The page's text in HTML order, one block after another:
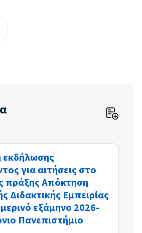
για αιτήσεις στο
πράξης Απόκτηση
Διδακτικής Εμπειρίας
εξάμηνο 2026-
Πανεπιστήμιο